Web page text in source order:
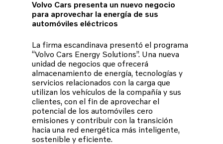
Volvo Cars presenta un nuevo negocio
para aprovechar la energía de sus
automóviles eléctricos
La firma escandinava presentó el programa
“Volvo Cars Energy Solutions”. Una nueva
unidad de negocios que ofrecerá
almacenamiento de energía, tecnologías y
servicios relacionados con la carga que
utilizan los vehículos de la compañía y sus
clientes, con el fin de aprovechar el
potencial de los automóviles cero
emisiones y contribuir con la transición
hacia una red energética más inteligente,
sostenible y eficiente.